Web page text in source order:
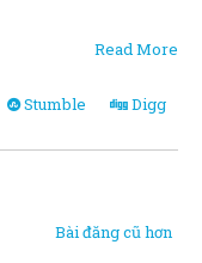
Read More
Stumble Digg
Bài đăng cũ hơn